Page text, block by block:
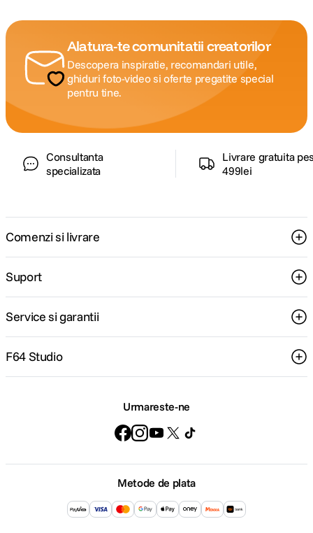
Alatura-te comunitatii creatorilor
Descopera inspiratie, recomandari utile,
ghiduri foto-video si oferte pregatite special
pentru tine.
Consultanta
specializata
Livrare gratuita
499lei
Comenzi si livrare
Suport
Service si garantii
F64 Studio
Urmareste-ne
Metode de plata